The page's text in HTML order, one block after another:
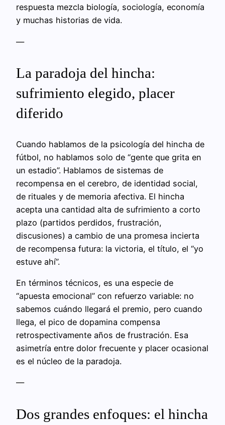
respuesta mezcla biología, sociología, economía
y muchas historias de vida.
—
La paradoja del hincha:
sufrimiento elegido, placer
diferido
Cuando hablamos de la psicología del hincha de
fútbol, no hablamos solo de “gente que grita en
un estadio”. Hablamos de sistemas de
recompensa en el cerebro, de identidad social,
de rituales y de memoria afectiva. El hincha
acepta una cantidad alta de sufrimiento a corto
plazo (partidos perdidos, frustración,
discusiones) a cambio de una promesa incierta
de recompensa futura: la victoria, el título, el “yo
estuve ahí”.
En términos técnicos, es una especie de
“apuesta emocional” con refuerzo variable: no
sabemos cuándo llegará el premio, pero cuando
llega, el pico de dopamina compensa
retrospectivamente años de frustración. Esa
asimetría entre dolor frecuente y placer ocasional
es el núcleo de la paradoja.
—
Dos grandes enfoques: el hincha